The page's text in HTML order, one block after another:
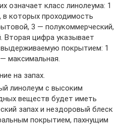
означает класс линолеума: 1
которых проходимость
3 — полукоммерческий,
Вторая цифра указывает
выдерживаемую покрытием: 1
максимальная.
на запах.
линолеум с высоким
веществ будет иметь
запах и нездоровый блеск
покрытием, пахнущим